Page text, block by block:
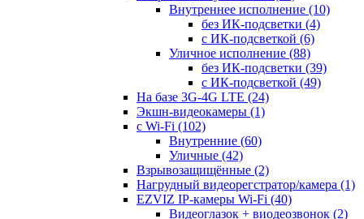
Внутреннее исполнение (10)
без ИК-подсветки (4)
с ИК-подсветкой (6)
Уличное исполнение (88)
без ИК-подсветки (39)
с ИК-подсветкой (49)
На базе 3G-4G LTE (24)
Экшн-видеокамеры (1)
с Wi-Fi (102)
Внутренние (60)
Уличные (42)
Взрывозащищённые (2)
Нагрудный видеорегстратор/камера (1)
EZVIZ IP-камеры Wi-Fi (40)
Видеоглазок + виодеозвонок (2)